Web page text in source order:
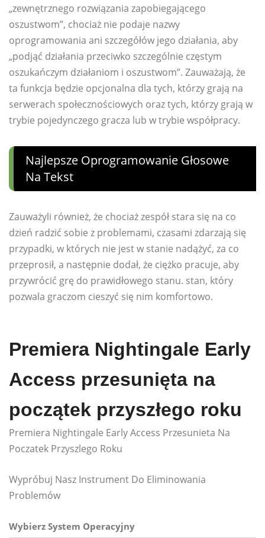
„zewnętrznego rozwiązania zapobiegającego
oszustwom”, chociaż nie podaje nazwy
oprogramowania ani szczegółów jego działania, aby
„podjąć działania przeciwko szczególnie częstym
oszukańczym działaniom i oszustwom”. Zauważają, że
ta funkcja będzie opcjonalna dla tych, którzy grają na
serwerach społecznościowych oraz tych, którzy grają w
trybie pojedynczego gracza lub w trybie współpracy.
Najlepsze Oprogramowanie Głosowe
Na Tekst
Zauważyli również, że chociaż zespół stara się na co
dzień radzić sobie z problemami, czasami zdarzają się
przypadki, w których nie jest w stanie nadążyć, za co
przeprosił, a następnie dodał, że ciężko pracuje, aby
przywrócić grę do prawidłowego stanu. stan, który
pozwala graczom cieszyć się nim komfortowo.
Premiera Nightingale Early
Access przesunięta na
początek przyszłego roku
Premiera Nightingale Early Access Przesunieta Na
Poczatek Przyszlego Roku
Wypróbuj Nasz Instrument Do Eliminowania
Problemów
Wybierz System Operacyjny